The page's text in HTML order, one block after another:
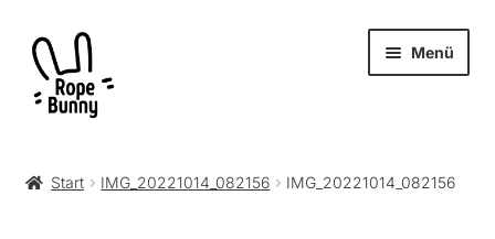
Zur
Navigation
springen
Zum
Inhalt
springen
Menü
öffnen
Start IMG_20221014_082156 IMG_20221014_082156